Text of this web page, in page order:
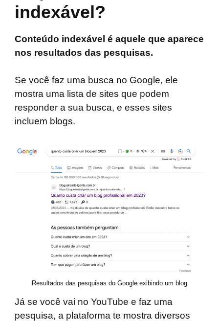
indexável?
Conteúdo indexável é aquele que aparece
nos resultados das pesquisas.
Se você faz uma busca no Google, ele
mostra uma lista de sites que podem
responder a sua busca, e esses sites
incluem blogs.
Resultados das pesquisas do Google exibindo um blog
Já se você vai no YouTube e faz uma
pesquisa, a plataforma te mostra diversos